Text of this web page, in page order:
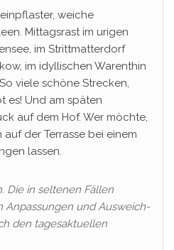
weiche
Mittagsrast im urigen
im Strittmatterdorf
im idyllischen Warenthin
viele schöne Strecken,
es! Und am späten
auf dem Hof. Wer möchte,
der Terrasse bei einem
lassen.
Die in seltenen Fällen
und Ausweich-
den tagesaktuellen